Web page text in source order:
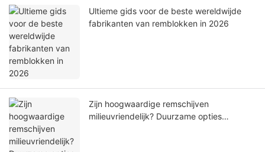
Ultieme gids voor de beste wereldwijde
fabrikanten van remblokken in 2026
Zijn hoogwaardige remschijven
milieuvriendelijk? Duurzame opties